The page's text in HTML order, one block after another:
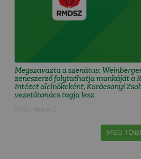
Megszavazta a szenátus:
zeneszerző folytathatja munkáját a
Intézet alelnökeként, Karácsonyi
vezetőtanács tagja lesz
2026. június 2.
MÉG